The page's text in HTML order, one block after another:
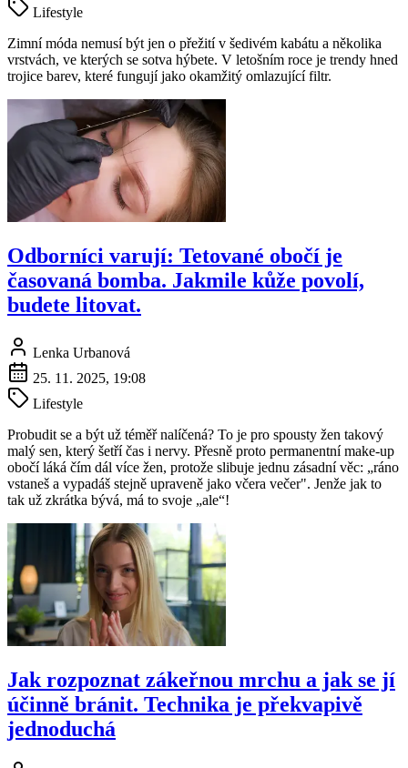
Lifestyle
Zimní móda nemusí být jen o přežití v šedivém kabátu a několika
vrstvách, ve kterých se sotva hýbete. V letošním roce je trendy hned
trojice barev, které fungují jako okamžitý omlazující filtr.
Odborníci varují: Tetované obočí je
časovaná bomba. Jakmile kůže povolí,
budete litovat.
Lenka Urbanová
25. 11. 2025, 19:08
Lifestyle
Probudit se a být už téměř nalíčená? To je pro spousty žen takový
malý sen, který šetří čas i nervy. Přesně proto permanentní make-up
obočí láká čím dál více žen, protože slibuje jednu zásadní věc: „ráno
vstaneš a vypadáš stejně upraveně jako včera večer". Jenže jak to
tak už zkrátka bývá, má to svoje „ale“!
Jak rozpoznat zákeřnou mrchu a jak se jí
účinně bránit. Technika je překvapivě
jednoduchá